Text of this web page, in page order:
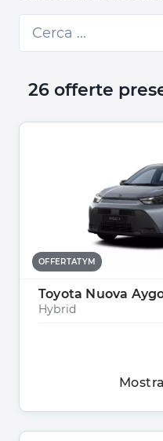
26 offerte
OFFERTATYM
Toyota Nuova
Hybrid